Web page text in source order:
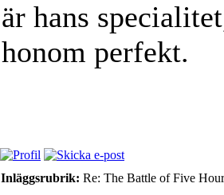
är hans
honom perfekt.
Inläggsrubrik: Re: The Battle of Five